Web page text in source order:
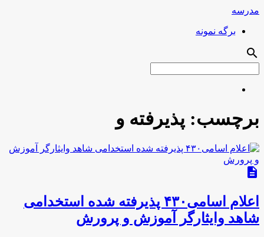
مدرسه
برگه نمونه
search
برچسب: پذیرفته و
description
اعلام اسامی۴۳۰ پذیرفته شده استخدامی
شاهد وایثارگر آموزش و پرورش